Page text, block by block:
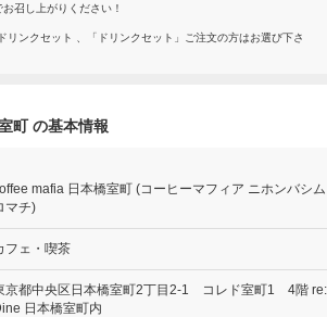
召し上がりください！
ドリンクセット
「ドリンクセット」ご注文の方はお選び下さ
町 の基本情報
mafia 日本橋室町 (コーヒーマフィア ニホンバシム
マチ)
フェ・喫茶
京都中央区日本橋室町2丁目2-1 コレド室町1 4階 re:
日本橋室町内